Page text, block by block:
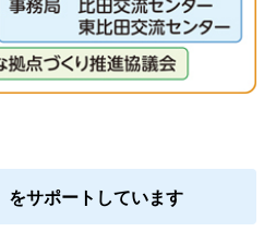
をサポートしています